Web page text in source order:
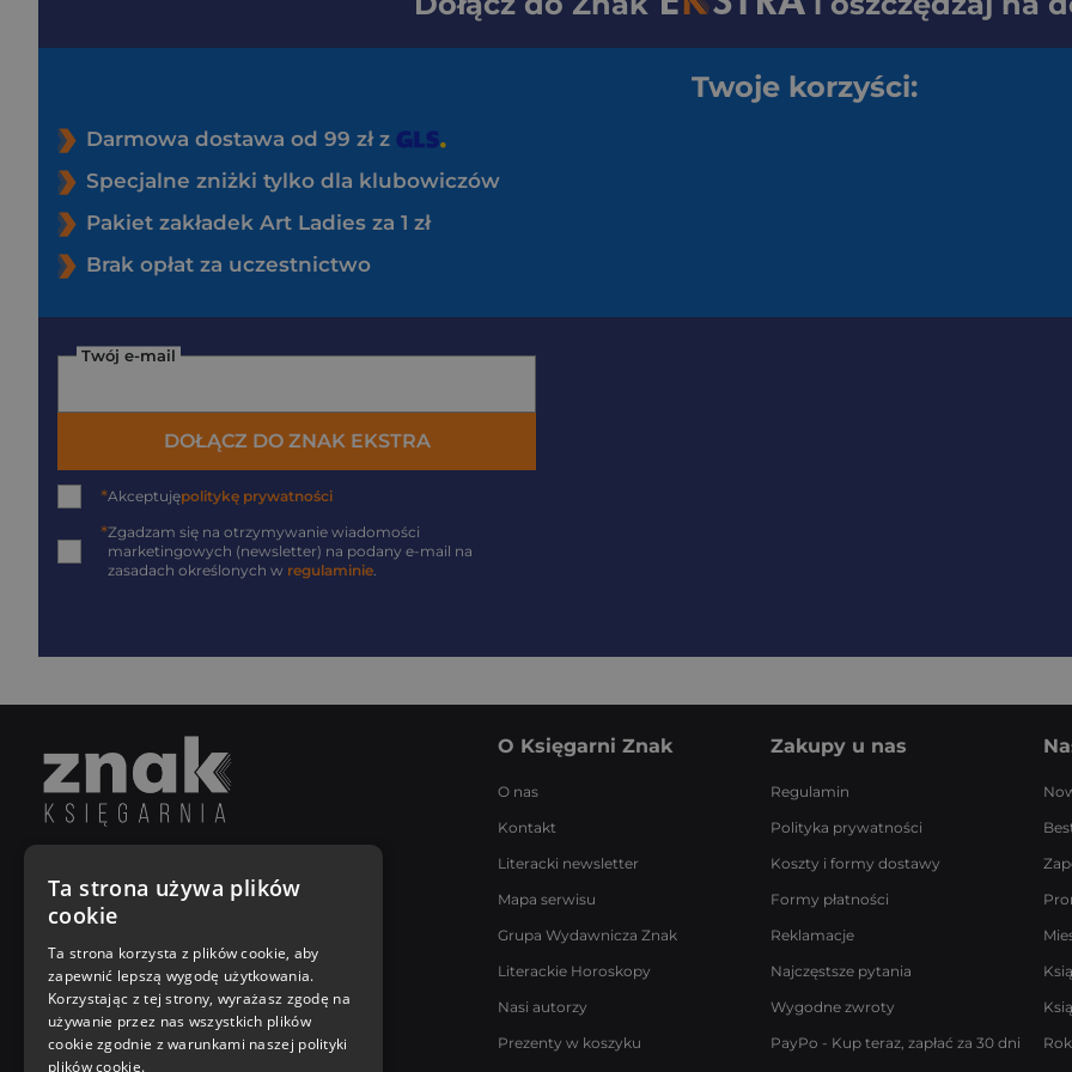
Twoje korzyści:
Darmowa dostawa od 99 zł z
Specjalne zniżki tylko dla klubowiczów
Pakiet zakładek Art Ladies za 1 zł
Brak opłat za uczestnictwo
Twój e-mail
DOŁĄCZ DO ZNAK EKSTRA
*Akceptujępolitykę prywatności
*Zgadzam się na otrzymywanie wiadomości
marketingowych (newsletter) na podany e-mail na
zasadach określonych w regulaminie.
Poniedziałek - Piątek
8:00 - 18:00
[email protected]
Bądź z nami na bieżąco
O Księgarni Znak
O nas
Kontakt
Literacki newsletter
Mapa serwisu
Grupa Wydawnicza Znak
Literackie Horoskopy
Nasi autorzy
Prezenty w koszyku
Zakupy u nas
Regulamin
Polityka prywatności
Koszty i formy dostawy
Formy płatności
Reklamacje
Najczęstsze pytania
Wygodne zwroty
PayPo - Kup teraz, zapłać za 30 dni
Ta strona używa plików
cookie
Ta strona korzysta z plików cookie, aby
zapewnić lepszą wygodę użytkowania.
Korzystając z tej strony, wyrażasz zgodę na
używanie przez nas wszystkich plików
cookie zgodnie z warunkami naszej polityki
plików cookie.